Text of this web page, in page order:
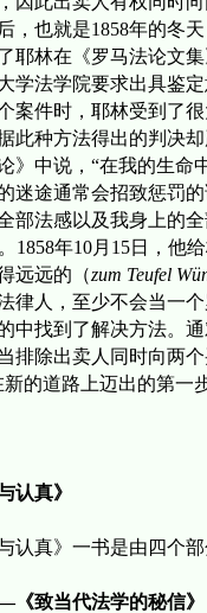
，也就是1858年的冬
耶林在《罗马法论文
学法学院要求出具鉴
案件时，耶林受到了
此种方法得出的判决
》中说，“在我的生
迷途通常会招致惩罚
部法感以及我身上的
1858年10月 15日，他
远远的（zum Teufel W
律人，至少不会当一
中找到了解决方法。
排除出卖人同时向两
的道路上迈出的第一
认真》
认真》一书是由四个
《致当代法学的秘信》